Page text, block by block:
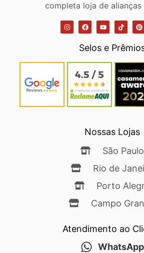
completa loja de alianças
Selos e
Nossas Lojas
São Paulo
Rio de
Porto
Campo
Atendimento ao
WhatsApp